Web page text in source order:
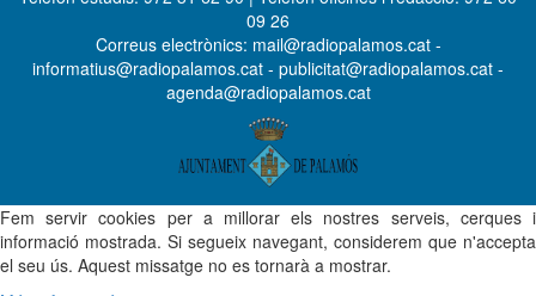
09 26
Correus electrònics: mail@radiopalamos.cat -
informatius@radiopalamos.cat - publicitat@radiopalamos.cat -
agenda@radiopalamos.cat
Fem servir cookies per a millorar els nostres serveis, cerques i
informació mostrada. Si segueix navegant, considerem que n'accepta
el seu ús. Aquest missatge no es tornarà a mostrar.